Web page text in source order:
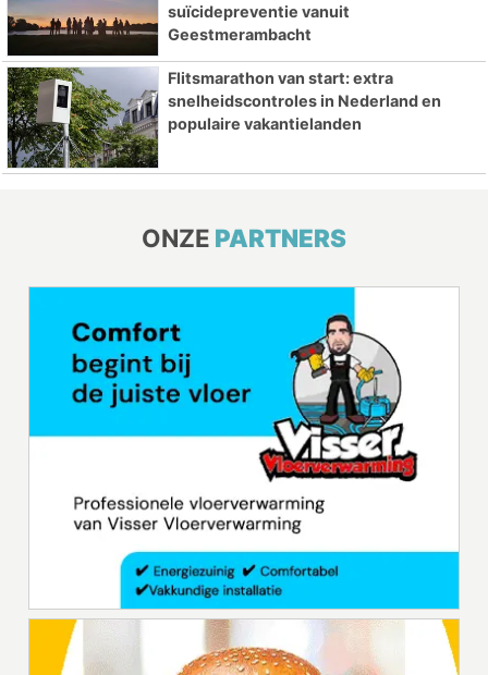
suïcidepreventie vanuit
Geestmerambacht
Flitsmarathon van start: extra
snelheidscontroles in Nederland en
populaire vakantielanden
ONZE PARTNERS